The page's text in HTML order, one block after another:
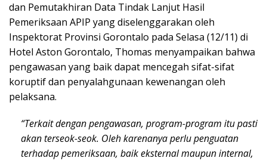
dan Pemutakhiran Data Tindak Lanjut Hasil
Pemeriksaan APIP yang diselenggarakan oleh
Inspektorat Provinsi Gorontalo pada Selasa (12/11) di
Hotel Aston Gorontalo, Thomas menyampaikan bahwa
pengawasan yang baik dapat mencegah sifat-sifat
koruptif dan penyalahgunaan kewenangan oleh
pelaksana.
“Terkait dengan pengawasan, program-program itu pasti
akan terseok-seok. Oleh karenanya perlu penguatan
terhadap pemeriksaan, baik eksternal maupun internal,